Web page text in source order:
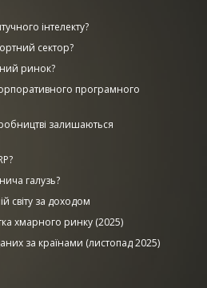
інтелекту?
сектор?
ринок?
програмного
залишаються
галузь?
світу за доходом
хмарного ринку (2025)
за країнами (листопад 2025)